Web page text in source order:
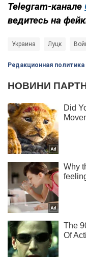
Telegram-канале
ведитесь на
Украина Луцк
Редакционная политика